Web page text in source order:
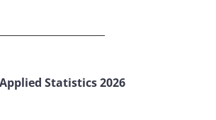
Statistics 2026